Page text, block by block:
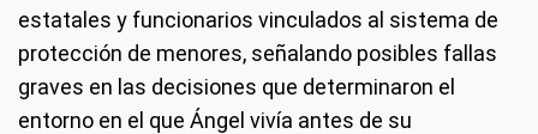
estatales y funcionarios vinculados al sistema de
protección de menores, señalando posibles fallas
graves en las decisiones que determinaron el
entorno en el que Ángel vivía antes de su